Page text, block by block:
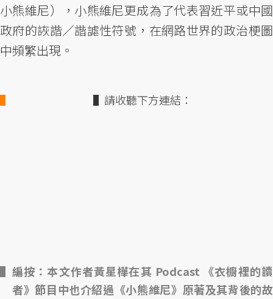
小熊維尼），小熊維尼更成為了代表習近平或中國
政府的詼諧／諧謔性符號，在網路世界的政治梗圖
中頻繁出現。
▌請收聽下方連結：
編按：本文作者黃星樺在其 Podcast 《衣櫥裡的讀
者》節目中也介紹過《小熊維尼》原著及其背後的故